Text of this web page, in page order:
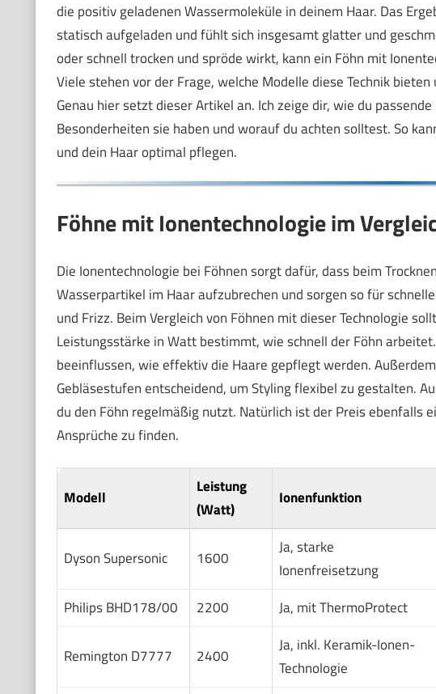
die positiv geladenen Wassermoleküle in deinem Haar. Das
statisch aufgeladen und fühlt sich insgesamt glatter und
oder schnell trocken und spröde wirkt, kann ein Föhn mit
Viele stehen vor der Frage, welche Modelle diese Technik
Genau hier setzt dieser Artikel an. Ich zeige dir, wie du
Besonderheiten sie haben und worauf du achten solltest. So
und dein Haar optimal pflegen.
Föhne mit Ionentechnologie im
Die Ionentechnologie bei Föhnen sorgt dafür, dass beim
Wasserpartikel im Haar aufzubrechen und sorgen so für
und Frizz. Beim Vergleich von Föhnen mit dieser Technologie
Leistungsstärke in Watt bestimmt, wie schnell der Föhn
beeinflussen, wie effektiv die Haare gepflegt werden.
Gebläsestufen entscheidend, um Styling flexibel zu gestalten.
du den Föhn regelmäßig nutzt. Natürlich ist der Preis ebenfalls
Ansprüche zu finden.
Modell
Leistung
(Watt)
Ionenfunktion
Dyson Supersonic 1600
Ja, starke
Ionenfreisetzung
Philips BHD178/00 2200 Ja, mit ThermoProtect
Remington D7777 2400
Ja, inkl. Keramik-Ionen-
Technologie